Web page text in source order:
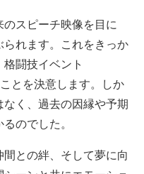
スピーチ映像を目に
られます。これをきっか
闘技イベント
とを決意します。しか
く、過去の因縁や予期
のでした。
との絆、そして夢に向